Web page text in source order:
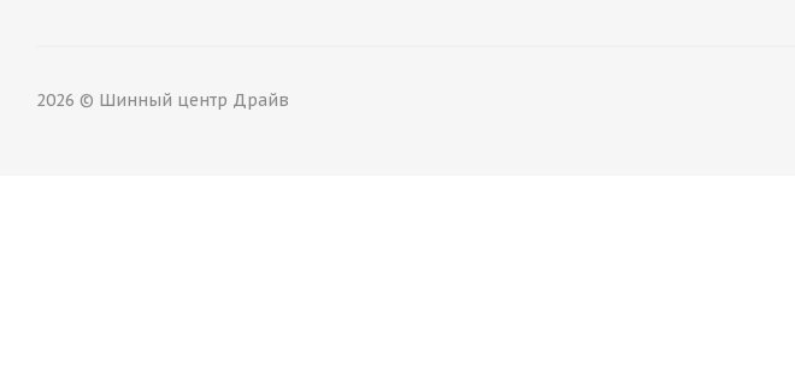
2026 © Шинный центр Драйв